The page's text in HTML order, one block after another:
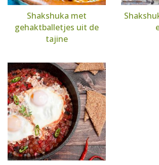
Shakshuka met
gehaktballetjes uit de
tajine